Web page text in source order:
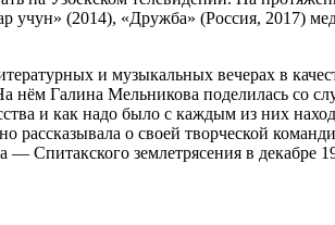
учун» (2014), «Дружба» (Россия, 2017)
и музыкальных вечерах в
Галина Мельникова поделилась со
и как надо было с каждым из них
рассказывала о своей творческой
Спитакского землетрясения в декабре